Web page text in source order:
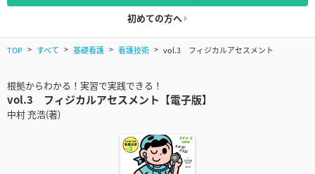
初めての方へ
TOP すべて 基礎看護 看護技術 vol.3 フィジカルアセスメント
根拠からわかる！実習で実践できる！
vol.3 フィジカルアセスメント【電子版】
中村 充浩(著)